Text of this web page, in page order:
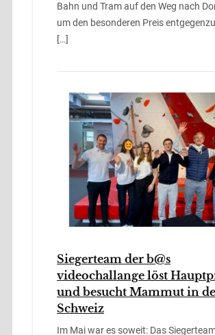
Bahn und Tram auf den Weg nach
um den besonderen Preis
[…]
Siegerteam der b@s
videochallange löst
und besucht Mammut in
Schweiz
Im Mai war es soweit: Das